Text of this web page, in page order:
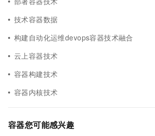
技术容器数据
构建自动化运维devops容器技术融合
云上容器技术
容器构建技术
容器内核技术
容器您可能感兴趣